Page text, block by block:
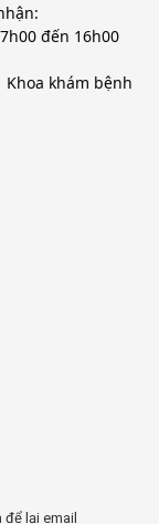
đến 16h00
Khoa khám bệnh
để lại email